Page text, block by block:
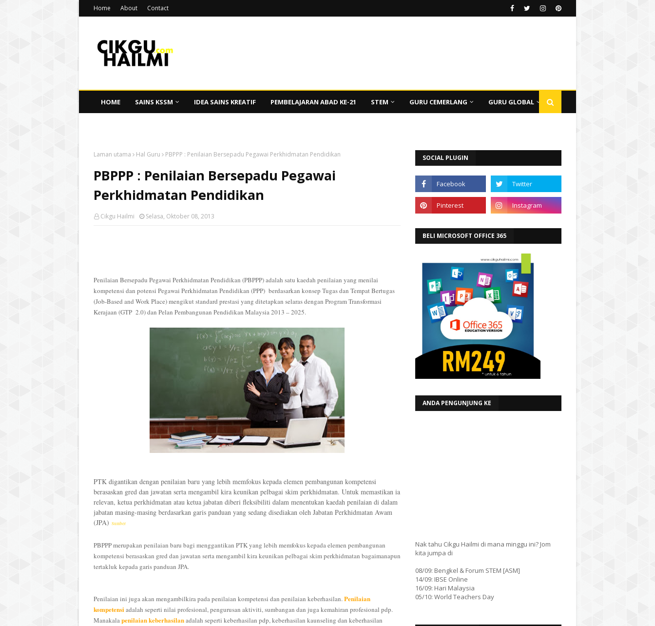
Home About Contact
HOME SAINS KSSM IDEA SAINS KREATIF PEMBELAJARAN ABAD KE-21 STEM GURU CEMERLANG GURU GLOBAL
Laman utama Hal Guru PBPPP : Penilaian Bersepadu Pegawai Perkhidmatan Pendidikan
PBPPP : Penilaian Bersepadu Pegawai
Perkhidmatan Pendidikan
Cikgu Hailmi Selasa, Oktober 08, 2013
Penilaian Bersepadu Pegawai Perkhidmatan Pendidikan (PBPPP) adalah satu kaedah penilaian yang menilai
kompetensi dan potensi Pegawai Perkhidmatan Pendidikan (PPP) berdasarkan konsep Tugas dan Tempat Bertugas
(Job-Based and Work Place) mengikut standard prestasi yang ditetapkan selaras dengan Program Transformasi
Kerajaan (GTP 2.0) dan Pelan Pembangunan Pendidikan Malaysia 2013 – 2025.
PTK digantikan dengan penilaian baru yang lebih memfokus kepada elemen pembangunan kompetensi
berasaskan gred dan jawatan serta mengambil kira keunikan pelbagai skim perkhidmatan. Untuk memastikan ia
relevan, ketua perkhidmatan atau ketua jabatan diberi fleksibiliti dalam menentukan kaedah penilaian di dalam
jabatan masing-masing berdasarkan garis panduan yang sedang disediakan oleh Jabatan Perkhidmatan Awam
(JPA) Sumber
PBPPP merupakan penilaian baru bagi menggantikan PTK yang lebih memfokus kepada elemen pembangunan
kompetensi berasaskan gred dan jawatan serta mengambil kira keunikan pelbagai skim perkhidmatan bagaimanapun
tertakluk kepada garis panduan JPA.
Penilaian ini juga akan mengambilkira pada penilaian kompetensi dan penilaian keberhasilan.Penilaian
kompetensiadalah seperti nilai profesional, pengurusan aktiviti, sumbangan dan juga kemahiran profesional pdp.
Manakalapenilaian keberhasilanadalah seperti keberhasilan pdp, keberhasilan kaunseling dan keberhasilan
SOCIAL PLUGIN
BELI MICROSOFT OFFICE 365
ANDA PENGUNJUNG KE
Nak tahu Cikgu Hailmi di mana minggu ini? Jom
kita jumpa di
08/09: Bengkel & Forum STEM [ASM]
14/09: IBSE Online
16/09: Hari Malaysia
05/10: World Teachers Day